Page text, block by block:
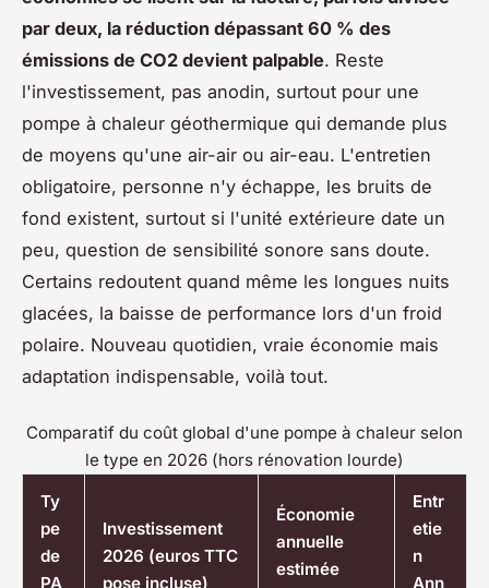
par deux, la réduction dépassant 60 % des
émissions de CO2 devient palpable. Reste
l'investissement, pas anodin, surtout pour une
pompe à chaleur géothermique qui demande plus
de moyens qu'une air-air ou air-eau. L'entretien
obligatoire, personne n'y échappe, les bruits de
fond existent, surtout si l'unité extérieure date un
peu, question de sensibilité sonore sans doute.
Certains redoutent quand même les longues nuits
glacées, la baisse de performance lors d'un froid
polaire. Nouveau quotidien, vraie économie mais
adaptation indispensable, voilà tout.
Comparatif du coût global d'une pompe à chaleur selon
le type en 2026 (hors rénovation lourde)
Ty
pe
de
PA
Investissement
2026 (euros TTC
pose incluse)
Économie
annuelle
estimée
Entr
etie
n
Ann